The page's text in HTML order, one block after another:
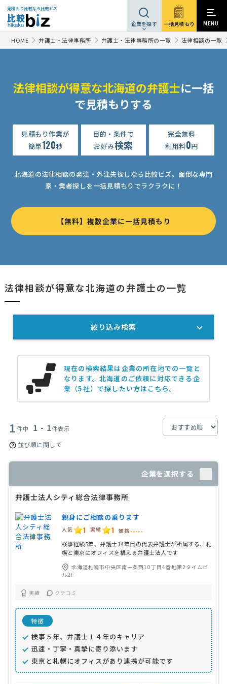
見積もり比較なら比較ビズ
企業を探す 一括見積もり MENU
HOME 弁護士・法律事務所 弁護士・法律事務所の一覧 法律相談の一覧
法律相談が得意な北海道の弁護士に一括
で見積もりする
見積もり作業が
簡単120秒
目的・条件で
お好み検索
完全無料
利用料0円
北海道の法律相談の発注・外注先探しなら比較ビズ。 面倒な専門
家・業者探しを一括見積もりでラクラクに！
【無料】複数企業に一括見積もり
法律相談が得意な北海道の弁護士の一覧
現在の検索結果は企業の所在地での一覧と
なります。北海道のご依頼に対応できる企
業（5社）で探したい方はこちら。
1件中 1 - 1件表示
並び順に関して
企業を選択する
弁護士法人シティ総合法律事務所
親身にご相談の乗ります
人気 1 実績 1 価格 -----
検事経験5年、弁護士14年目の代表弁護士が所属する、札
幌と東京にオフィスを構える弁護士法人です
北海道札幌市中央区南一条西10丁目4番地第2タイムビ
ル2F
実績 クチコミ
特徴
検事５年、弁護士１４年のキャリア
迅速・丁寧・真摯に寄り添います
東京と札幌にオフィスがあり連携が可能です
絞り込み検索